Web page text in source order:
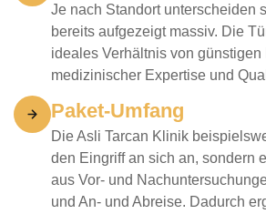
Je nach Standort unterscheiden
bereits aufgezeigt massiv. Die
ideales Verhältnis von
medizinischer Expertise und
Paket-Umfang
Die Asli Tarcan Klinik
den Eingriff an sich an, sondern
aus Vor- und
und An- und Abreise. Dadurch